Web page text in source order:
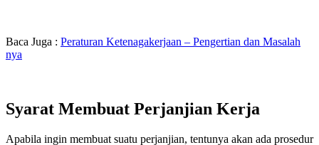
Baca Juga : Peraturan Ketenagakerjaan – Pengertian dan Masalah
nya
Syarat Membuat Perjanjian Kerja
Apabila ingin membuat suatu perjanjian, tentunya akan ada prosedur